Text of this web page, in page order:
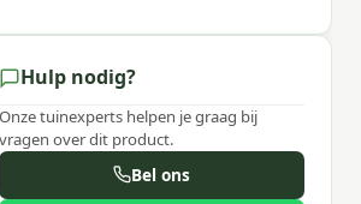
Hulp nodig?
Onze tuinexperts helpen je graag bij
vragen over dit product.
Bel ons